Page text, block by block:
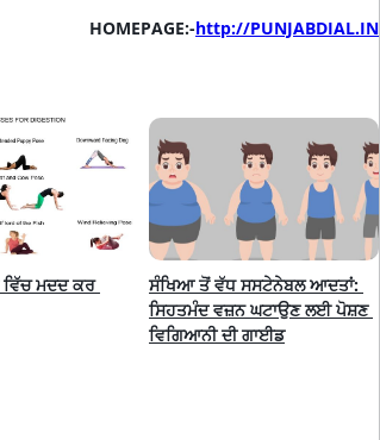
HOMEPAGE:-http://PUNJABDIAL.IN
ਵਿੱਚ ਮਦਦ ਕਰ
ਸੰਖਿਆ ਤੋਂ ਵੱਧ ਸਸਟੇਨੇਬਲ ਆਦਤਾਂ:
ਸਿਹਤਮੰਦ ਵਜ਼ਨ ਘਟਾਉਣ ਲਈ ਪੋਸ਼ਣ
ਵਿਗਿਆਨੀ ਦੀ ਗਾਈਡ